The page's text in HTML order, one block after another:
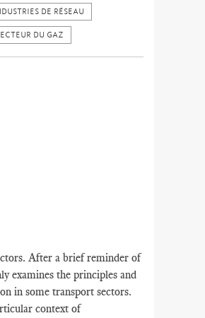
DE RÉSEAU
DU GAZ
After a brief reminder of
examines the principles and
in some transport sectors.
context of